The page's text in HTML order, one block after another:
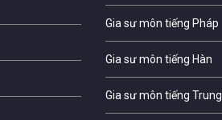
Gia sư môn tiếng Pháp
Gia sư môn tiếng Hàn
Gia sư môn tiếng Trung